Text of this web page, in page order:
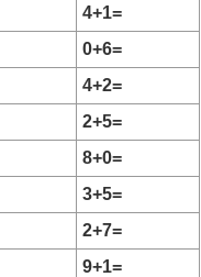
4+1=
0+6=
4+2=
2+5=
8+0=
3+5=
2+7=
9+1=